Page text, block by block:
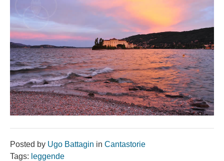
Posted by Ugo Battagin in Cantastorie
Tags: leggende